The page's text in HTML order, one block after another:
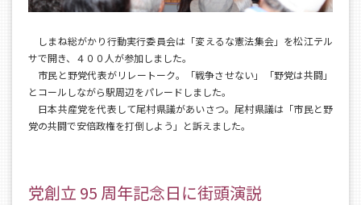
しまね総がかり行動実行委員会は「変えるな憲法集会」を松江テル
サで開き、４００人が参加しました。
市民と野党代表がリレートーク。「戦争させない」「野党は共闘」
とコールしながら駅周辺をパレードしました。
日本共産党を代表して尾村県議があいさつ。尾村県議は「市民と野
党の共闘で安倍政権を打倒しよう」と訴えました。
党創立 95 周年記念日に街頭演説